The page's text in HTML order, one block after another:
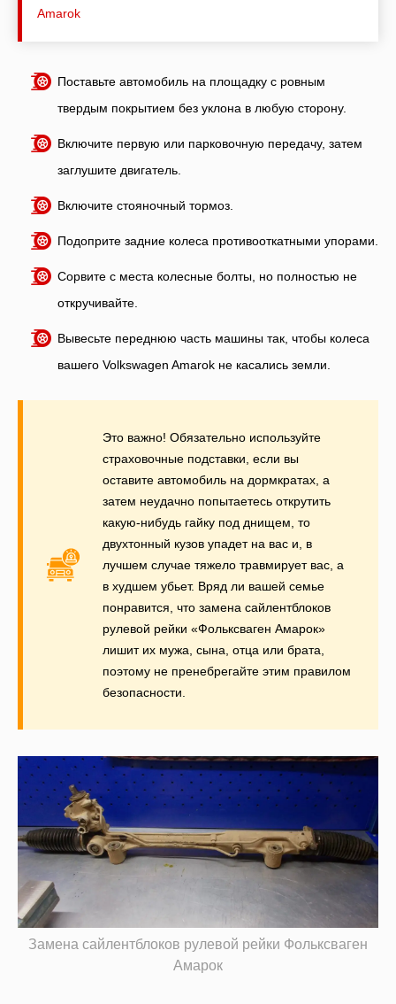
Amarok
Поставьте автомобиль на площадку с ровным
твердым покрытием без уклона в любую сторону.
Включите первую или парковочную передачу, затем
заглушите двигатель.
Включите стояночный тормоз.
Подоприте задние колеса противооткатными упорами.
Сорвите с места колесные болты, но полностью не
откручивайте.
Вывесьте переднюю часть машины так, чтобы колеса
вашего Volkswagen Amarok не касались земли.
Это важно! Обязательно используйте
страховочные подставки, если вы
оставите автомобиль на дормкратах, а
затем неудачно попытаетесь открутить
какую-нибудь гайку под днищем, то
двухтонный кузов упадет на вас и, в
лучшем случае тяжело травмирует вас, а
в худшем убьет. Вряд ли вашей семье
понравится, что замена сайлентблоков
рулевой рейки «Фольксваген Амарок»
лишит их мужа, сына, отца или брата,
поэтому не пренебрегайте этим правилом
безопасности.
Замена сайлентблоков рулевой рейки Фольксваген
Амарок